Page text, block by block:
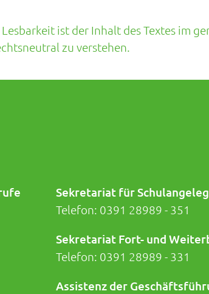
ist der Inhalt des Textes im
zu verstehen.
Sekretariat für
Telefon: 0391 28989 - 351
Sekretariat Fort- und
Telefon: 0391 28989 - 331
Assistenz der